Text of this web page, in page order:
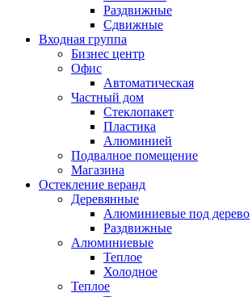
Раздвижные
Сдвижные
Входная группа
Бизнес центр
Офис
Автоматическая
Частный дом
Стеклопакет
Пластика
Алюминией
Подвалное помещение
Магазина
Остекление веранд
Деревянные
Алюминиевые под дерево
Раздвижные
Алюминиевые
Теплое
Холодное
Теплое